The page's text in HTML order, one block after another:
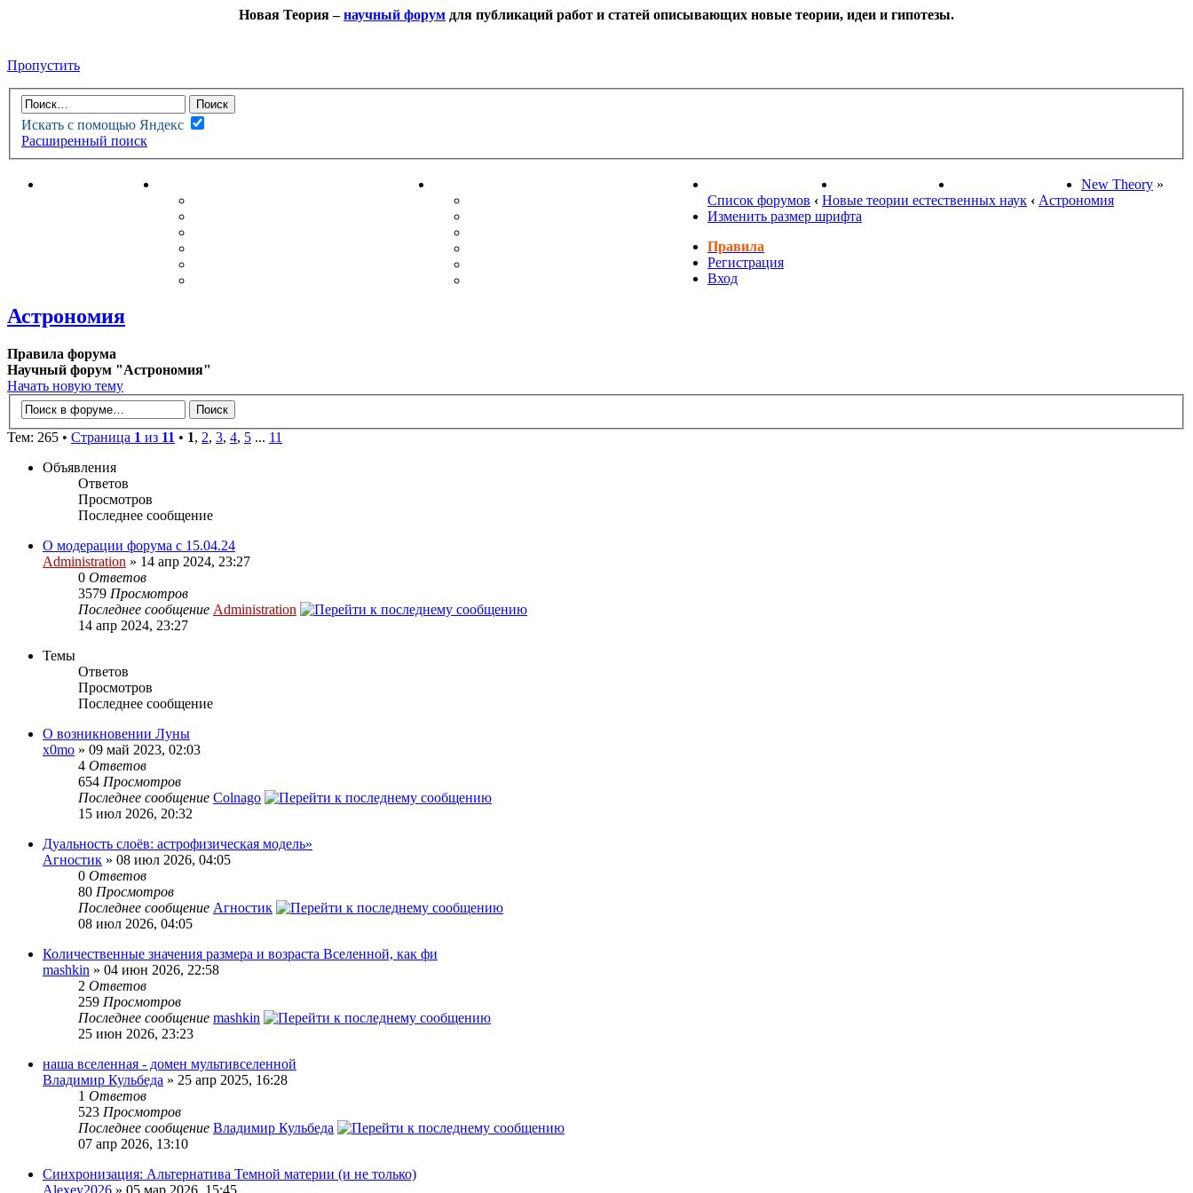
Новая Теория –научный форум для публикаций работ и статей описывающих новые теории, идеи и гипотезы.
Пропустить
Искать с помощью Яндекс
Расширенный поиск
НОВАЯ ТЕОРИЯ
ЧАСТО ЗАДАВАЕМЫЕ ВОПРОСЫ
НОВОСТИ НАУКИ ПОИСК ТЕОРИЙ СТАРЫЙ ПОРТАЛ New Theory »
Список форумов ‹ Новые теории естественных наук ‹ Астрономия
Изменить размер шрифта
Правила
Регистрация
Вход
Астрономия
Правила форума
Научный форум "Астрономия"
Начать новую тему
Тем: 265 • Страница 1 из 11 • 1, 2, 3, 4, 5 ... 11
Объявления
Ответов
Просмотров
Последнее сообщение
О модерации форума с 15.04.24
Administration » 14 апр 2024, 23:27
0 Ответов
3579 Просмотров
Последнее сообщение Administration
14 апр 2024, 23:27
Темы
Ответов
Просмотров
Последнее сообщение
О возникновении Луны
x0mo » 09 май 2023, 02:03
4 Ответов
654 Просмотров
Последнее сообщение Colnago
15 июл 2026, 20:32
Дуальность слоёв: астрофизическая модель»
Агностик » 08 июл 2026, 04:05
0 Ответов
80 Просмотров
Последнее сообщение Агностик
08 июл 2026, 04:05
Количественные значения размера и возраста Вселенной, как фи
mashkin » 04 июн 2026, 22:58
2 Ответов
259 Просмотров
Последнее сообщение mashkin
25 июн 2026, 23:23
наша вселенная - домен мультивселенной
Владимир Кульбеда » 25 апр 2025, 16:28
1 Ответов
523 Просмотров
Последнее сообщение Владимир Кульбеда
07 апр 2026, 13:10
Синхронизация: Альтернатива Темной материи (и не только)